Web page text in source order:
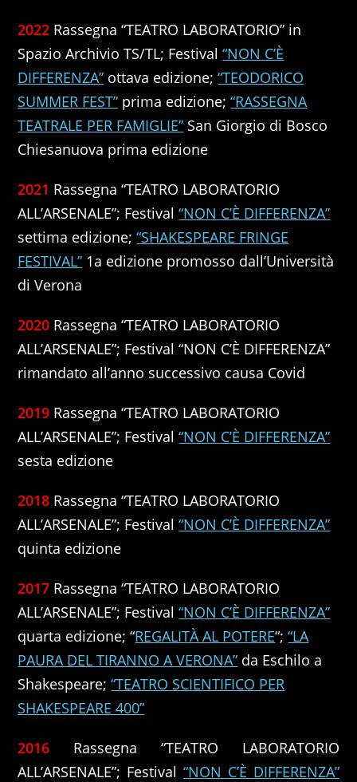
2022 Rassegna “TEATRO LABORATORIO” in
Spazio Archivio TS/TL; Festival“NON C’È
DIFFERENZA” ottava edizione;“TEODORICO
SUMMER FEST” prima edizione;“RASSEGNA
TEATRALE PER FAMIGLIE” San Giorgio di Bosco
Chiesanuova prima edizione
2021 Rassegna “TEATRO LABORATORIO
ALL’ARSENALE”; Festival“NON C’È DIFFERENZA”
settima edizione;“SHAKESPEARE FRINGE
FESTIVAL” 1a edizione promosso dall’Università
di Verona
2020 Rassegna “TEATRO LABORATORIO
ALL’ARSENALE”; Festival “NON C’È DIFFERENZA”
rimandato all’anno successivo causa Covid
2019 Rassegna “TEATRO LABORATORIO
ALL’ARSENALE”; Festival“NON C’È DIFFERENZA”
sesta edizione
2018 Rassegna “TEATRO LABORATORIO
ALL’ARSENALE”; Festival“NON C’È DIFFERENZA”
quinta edizione
2017 Rassegna “TEATRO LABORATORIO
ALL’ARSENALE”; Festival“NON C’È DIFFERENZA”
quarta edizione; “REGALITÀ AL POTERE“;“LA
PAURA DEL TIRANNO A VERONA” da Eschilo a
Shakespeare;“TEATRO SCIENTIFICO PER
SHAKESPEARE 400”
2016 Rassegna “TEATRO LABORATORIO
ALL’ARSENALE”; Festival “NON C’È DIFFERENZA”